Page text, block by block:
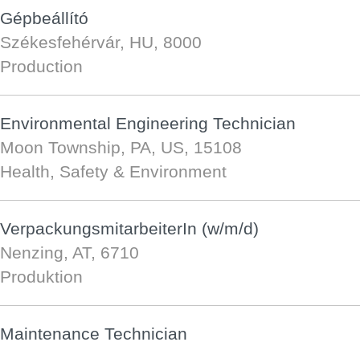
Gépbeállító
Székesfehérvár, HU, 8000
Production
Environmental Engineering Technician
Moon Township, PA, US, 15108
Health, Safety & Environment
VerpackungsmitarbeiterIn (w/m/d)
Nenzing, AT, 6710
Produktion
Maintenance Technician